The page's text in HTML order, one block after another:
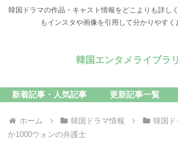
韓国ドラマの作品・キャスト情報をどこよりも詳し
もインスタや画像を引用して分かりやすく
韓国エンタメライブラ
新着記事・人気記事 更新記事一覧
ホーム 韓国ドラマ情報 韓国
か1000ウォンの弁護士